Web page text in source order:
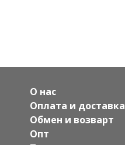
О нас
Оплата и доставка
Обмен и возварт
Опт